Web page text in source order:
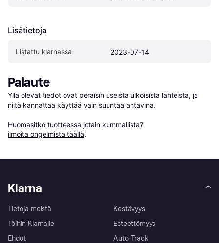
Lisätietoja
Listattu klarnassa 2023-07-14
Palaute
Yllä olevat tiedot ovat peräisin useista ulkoisista lähteistä, ja
niitä kannattaa käyttää vain suuntaa antavina.
Huomasitko tuotteessa jotain kummallista?
ilmoita ongelmista täällä.
Klarna
Tietoja meistä
Töihin Klarnalle
Ehdot
Kestävyys
Esteettömyys
Auto-Track